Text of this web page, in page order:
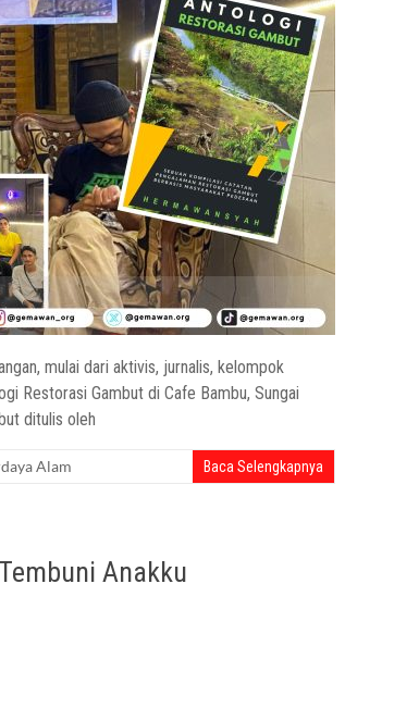
mulai dari aktivis, jurnalis, kelompok
Restorasi Gambut di Cafe Bambu, Sungai
ditulis oleh
Alam Baca Selengkapnya
Anakku